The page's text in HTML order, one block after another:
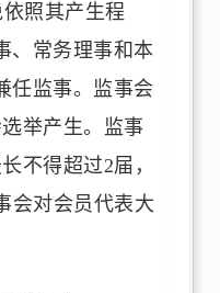
照其产生程
、常务理事和本
任监事。监事会
举产生。监事
不得超过2届，
会对会员代表大